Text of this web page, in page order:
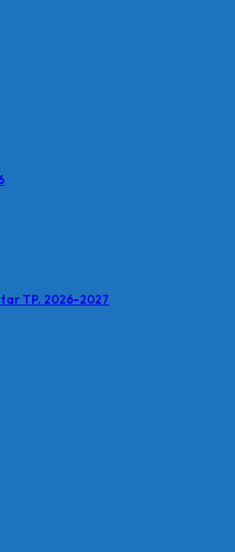
TP. 2026-2027